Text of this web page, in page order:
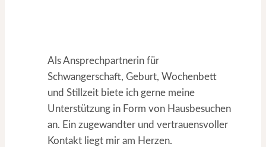
Als Ansprechpartnerin für
Schwangerschaft, Geburt, Wochenbett
und Stillzeit biete ich gerne meine
Unterstützung in Form von Hausbesuchen
an. Ein zugewandter und vertrauensvoller
Kontakt liegt mir am Herzen.